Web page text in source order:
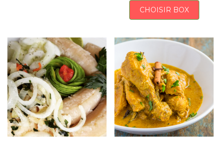
CHOISIR BOX